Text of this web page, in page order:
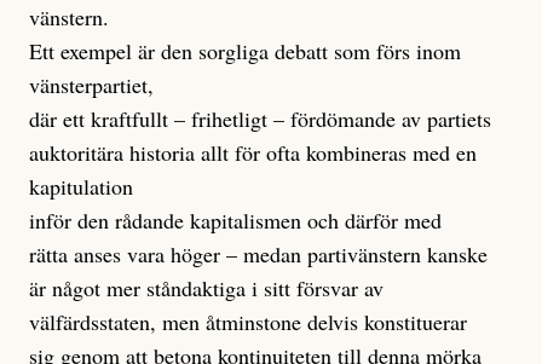
vänstern.
Ett exempel är den sorgliga debatt som förs inom
vänsterpartiet,
där ett kraftfullt – frihetligt – fördömande av partiets
auktoritära historia allt för ofta kombineras med en
kapitulation
inför den rådande kapitalismen och därför med
rätta anses vara höger – medan partivänstern kanske
är något mer ståndaktiga i sitt försvar av
välfärdsstaten, men åtminstone delvis konstituerar
sig genom att betona kontinuiteten till denna mörka